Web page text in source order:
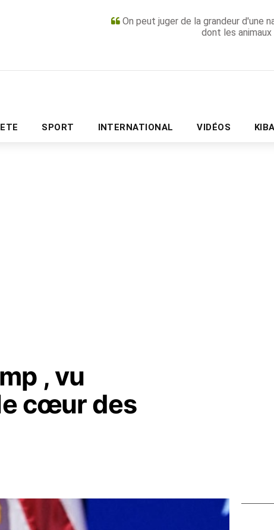
On peut juger de la grandeur d'une
dont les
SPORT INTERNATIONAL VIDÉOS
PUBLICITÉ
, vu
cœur des